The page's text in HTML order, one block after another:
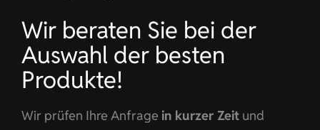
Wir beraten Sie bei der
Auswahl der besten
Produkte!
Wir prüfen Ihre Anfrage in kurzer Zeitund